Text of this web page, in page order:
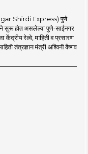
Shirdi Express) पुणे
सुरू होत असलेल्या पुणे-साईनगर
केंद्रीय रेल्वे, माहिती व प्रसारण
तंत्रज्ञान मंत्री अश्विनी वैष्णव